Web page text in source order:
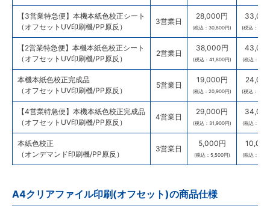
【3営業特急便】本機本紙色校正シート
（オフセットUV印刷機/PP原反）
3営業日
28,000円
(税込：30,800円) (税込：
【2営業特急便】本機本紙色校正シート
（オフセットUV印刷機/PP原反）
2営業日
38,000円
(税込：41,800円) (税込：
本機本紙色校正完成品
（オフセットUV印刷機/PP原反）
5営業日
19,000円
(税込：20,900円) (税込：
【4営業特急便】本機本紙色校正完成品
（オフセットUV印刷機/PP原反）
4営業日
29,000円
(税込：31,900円) (税込：
本紙色校正
（オンデマンド印刷機/PP原反）
3営業日
5,000円
(税込：5,500円) (税込：
A4クリアファイル印刷(オフセット)の商品仕様